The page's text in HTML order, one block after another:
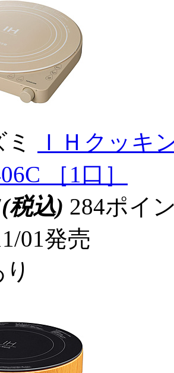
ＩＨクッキ
［1口］
(税込) 284ポイ
01発売